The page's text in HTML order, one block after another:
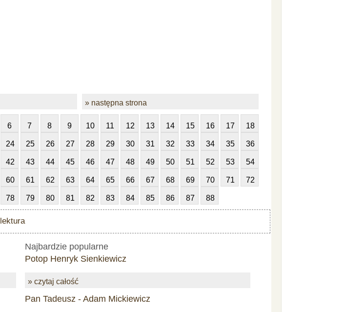
» następna strona
6 7 8 9 10 11 12 13 14 15 16 17 18
24 25 26 27 28 29 30 31 32 33 34 35 36
42 43 44 45 46 47 48 49 50 51 52 53 54
60 61 62 63 64 65 66 67 68 69 70 71 72
78 79 80 81 82 83 84 85 86 87 88
lektura
Najbardzie popularne
Potop Henryk Sienkiewicz
» czytaj całość
Pan Tadeusz - Adam Mickiewicz